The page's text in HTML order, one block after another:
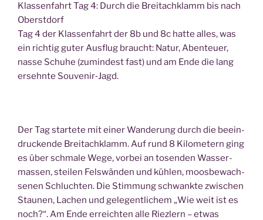
Klas­sen­fahrt Tag 4: Durch die Breitach­klamm bis nach
Oberstdorf
Tag 4 der Klas­sen­fahrt der 8b und 8c hat­te alles, was
ein rich­tig guter Aus­flug braucht: Natur, Aben­teu­er,
nas­se Schu­he (zumin­dest fast) und am Ende die lang
ersehn­te Souvenir‑Jagd.
Der Tag star­te­te mit einer Wan­de­rung durch die beein­
dru­cken­de Breitach­klamm. Auf rund 8 Kilo­me­tern ging
es über schma­le Wege, vor­bei an tosen­den Was­ser­
mas­sen, stei­len Fels­wän­den und küh­len, moos­be­wach­
se­nen Schluch­ten. Die Stim­mung schwank­te zwi­schen
Stau­nen, Lachen und gele­gent­li­chem „Wie weit ist es
noch?“. Am Ende erreich­ten alle Riez­lern – etwas